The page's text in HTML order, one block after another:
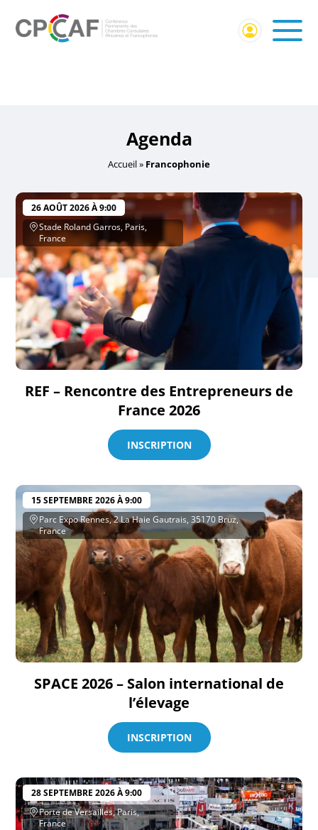
Francophonie
Agenda
Accueil» Francophonie
26 AOÛT 2026 À 9:00
Stade Roland Garros, Paris,
France
REF – Rencontre des Entrepreneurs de
France 2026
INSCRIPTION
15 SEPTEMBRE 2026 À 9:00
Parc Expo Rennes, 2 La Haie Gautrais, 35170 Bruz,
France
SPACE 2026 – Salon international de
l’élevage
INSCRIPTION
28 SEPTEMBRE 2026 À 9:00
Porte de Versailles, Paris,
France